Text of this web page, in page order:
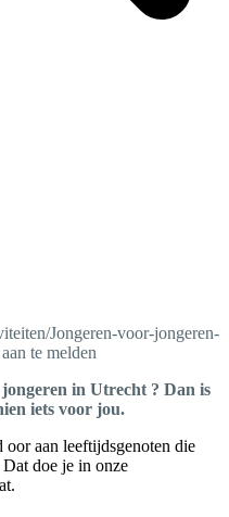
Jongeren-voor-jongeren-
te melden
in Utrecht ? Dan is
iets voor jou.
aan leeftijdsgenoten die
doe je in onze